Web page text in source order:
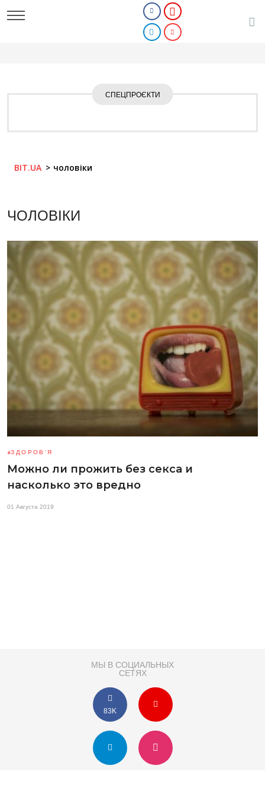
СПЕЦПРОЄКТИ
BIT.UA чоловіки
ЧОЛОВІКИ
ЗДОРОВ’Я
Можно ли прожить без секса и
насколько это вредно
01 Августа 2019
МЫ В СОЦИАЛЬНЫХ
СЕТЯХ
83K